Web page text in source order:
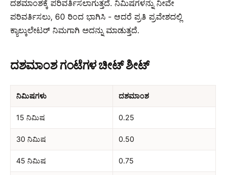
ದಶಮಾಂಶಕ್ಕೆ ಪರಿವರ್ತಿಸಲಾಗುತ್ತದೆ. ನಿಮಿಷಗಳನ್ನು ನೀವೇ
ಪರಿವರ್ತಿಸಲು, 60 ರಿಂದ ಭಾಗಿಸಿ - ಆದರೆ ಪ್ರತಿ ಪ್ರವೇಶದಲ್ಲಿ
ಕ್ಯಾಲ್ಕುಲೇಟರ್ ನಿಮಗಾಗಿ ಅದನ್ನು ಮಾಡುತ್ತದೆ.
ದಶಮಾಂಶ ಗಂಟೆಗಳ ಚೀಟ್ ಶೀಟ್
ನಿಮಿಷಗಳು ದಶಮಾಂಶ
15 ನಿಮಿಷ 0.25
30 ನಿಮಿಷ 0.50
45 ನಿಮಿಷ 0.75